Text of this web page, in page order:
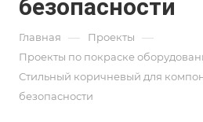
безопасности
Главная — Проекты —
Проекты по покраске
Стильный коричневый для
безопасности